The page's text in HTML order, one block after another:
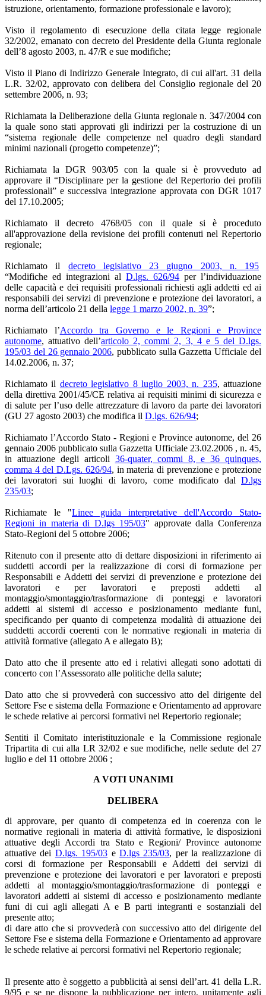
istruzione, orientamento, formazione professionale e lavoro);
Visto il regolamento di esecuzione della citata legge regionale
32/2002, emanato con decreto del Presidente della Giunta regionale
dell’8 agosto 2003, n. 47/R e sue modifiche;
Visto il Piano di Indirizzo Generale Integrato, di cui all'art. 31 della
L.R. 32/02, approvato con delibera del Consiglio regionale del 20
settembre 2006, n. 93;
Richiamata la Deliberazione della Giunta regionale n. 347/2004 con
la quale sono stati approvati gli indirizzi per la costruzione di un
“sistema regionale delle competenze nel quadro degli standard
minimi nazionali (progetto competenze)”;
Richiamata la DGR 903/05 con la quale si è provveduto ad
approvare il “Disciplinare per la gestione del Repertorio dei profili
professionali” e successiva integrazione approvata con DGR 1017
del 17.10.2005;
Richiamato il decreto 4768/05 con il quale si è proceduto
all'approvazione della revisione dei profili contenuti nel Repertorio
regionale;
Richiamato il decreto legislativo 23 giugno 2003, n. 195
“Modifiche ed integrazioni al D.lgs. 626/94 per l’individuazione
delle capacità e dei requisiti professionali richiesti agli addetti ed ai
responsabili dei servizi di prevenzione e protezione dei lavoratori, a
norma dell’articolo 21 della legge 1 marzo 2002, n. 39”;
Richiamato l’Accordo tra Governo e le Regioni e Province
autonome, attuativo dell’articolo 2, commi 2, 3, 4 e 5 del D.lgs.
195/03 del 26 gennaio 2006, pubblicato sulla Gazzetta Ufficiale del
14.02.2006, n. 37;
Richiamato il decreto legislativo 8 luglio 2003, n. 235, attuazione
della direttiva 2001/45/CE relativa ai requisiti minimi di sicurezza e
di salute per l’uso delle attrezzature di lavoro da parte dei lavoratori
(GU 27 agosto 2003) che modifica il D.lgs. 626/94;
Richiamato l’Accordo Stato - Regioni e Province autonome, del 26
gennaio 2006 pubblicato sulla Gazzetta Ufficiale 23.02.2006 , n. 45,
in attuazione degli articoli 36-quater, commi 8, e 36 quinques,
comma 4 del D.Lgs. 626/94, in materia di prevenzione e protezione
dei lavoratori sui luoghi di lavoro, come modificato dal D.lgs
235/03;
Richiamate le "Linee guida interpretative dell'Accordo Stato-
Regioni in materia di D.lgs 195/03" approvate dalla Conferenza
Stato-Regioni del 5 ottobre 2006;
Ritenuto con il presente atto di dettare disposizioni in riferimento ai
suddetti accordi per la realizzazione di corsi di formazione per
Responsabili e Addetti dei servizi di prevenzione e protezione dei
lavoratori e per lavoratori e preposti addetti al
montaggio/smontaggio/trasformazione di ponteggi e lavoratori
addetti ai sistemi di accesso e posizionamento mediante funi,
specificando per quanto di competenza modalità di attuazione dei
suddetti accordi coerenti con le normative regionali in materia di
attività formative (allegato A e allegato B);
Dato atto che il presente atto ed i relativi allegati sono adottati di
concerto con l’Assessorato alle politiche della salute;
Dato atto che si provvederà con successivo atto del dirigente del
Settore Fse e sistema della Formazione e Orientamento ad approvare
le schede relative ai percorsi formativi nel Repertorio regionale;
Sentiti il Comitato interistituzionale e la Commissione regionale
Tripartita di cui alla LR 32/02 e sue modifiche, nelle sedute del 27
luglio e del 11 ottobre 2006 ;
A VOTI UNANIMI
DELIBERA
di approvare, per quanto di competenza ed in coerenza con le
normative regionali in materia di attività formative, le disposizioni
attuative degli Accordi tra Stato e Regioni/ Province autonome
attuative dei D.lgs. 195/03 eD.lgs 235/03, per la realizzazione di
corsi di formazione per Responsabili e Addetti dei servizi di
prevenzione e protezione dei lavoratori e per lavoratori e preposti
addetti al montaggio/smontaggio/trasformazione di ponteggi e
lavoratori addetti ai sistemi di accesso e posizionamento mediante
funi di cui agli allegati A e B parti integranti e sostanziali del
presente atto;
di dare atto che si provvederà con successivo atto del dirigente del
Settore Fse e sistema della Formazione e Orientamento ad approvare
le schede relative ai percorsi formativi nel Repertorio regionale;
Il presente atto è soggetto a pubblicità ai sensi dell’art. 41 della L.R.
9/95 e se ne dispone la pubblicazione per intero, unitamente agli